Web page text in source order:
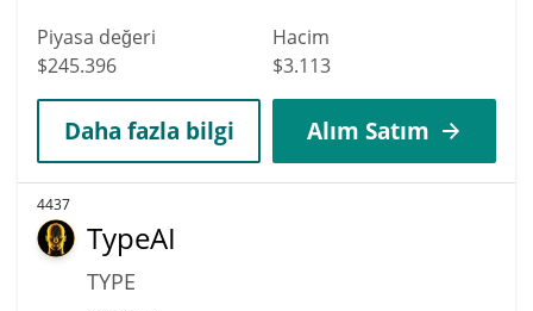
Piyasa değeri
$245.396
Hacim
$3.113
Daha fazla bilgi Alım Satım
4437
TypeAI
TYPE